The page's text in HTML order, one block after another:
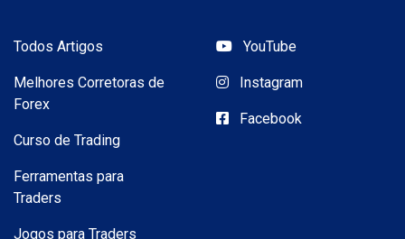
Todos Artigos
Melhores Corretoras de
Forex
Curso de Trading
Ferramentas para
Traders
Jogos para Traders
YouTube
Instagram
Facebook